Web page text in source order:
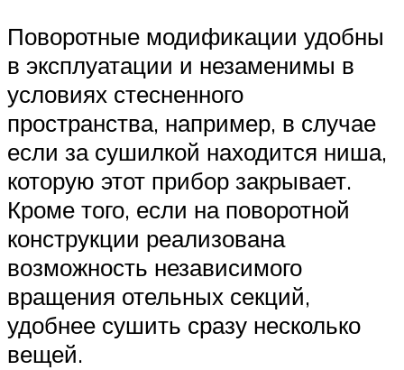
Поворотные модификации удобны
в эксплуатации и незаменимы в
условиях стесненного
пространства, например, в случае
если за сушилкой находится ниша,
которую этот прибор закрывает.
Кроме того, если на поворотной
конструкции реализована
возможность независимого
вращения отельных секций,
удобнее сушить сразу несколько
вещей.